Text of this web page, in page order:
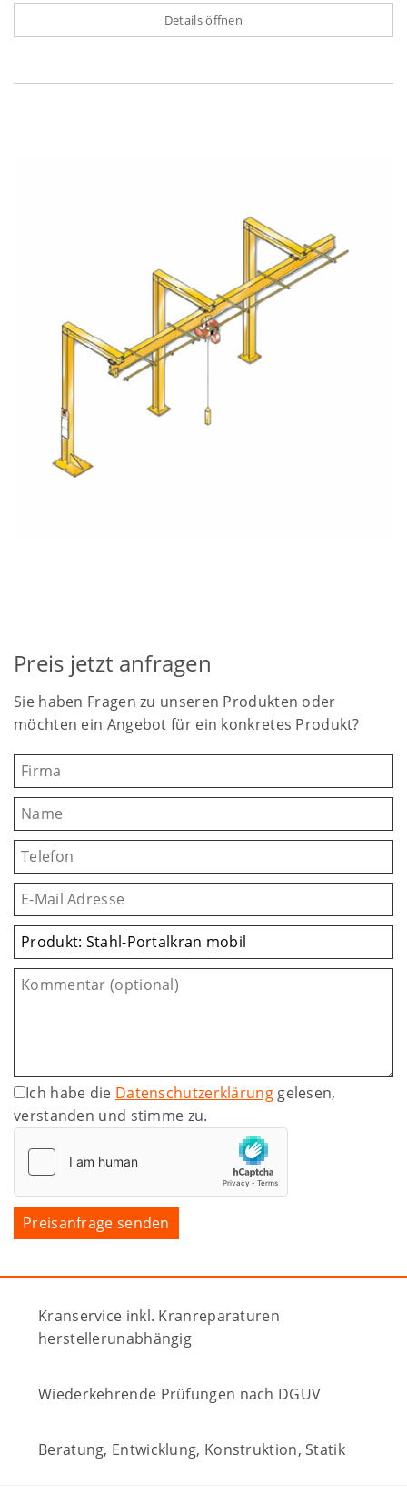
Details öffnen
Preis jetzt anfragen
Sie haben Fragen zu unseren Produkten oder
möchten ein Angebot für ein konkretes Produkt?
Ich habe die Datenschutzerklärunggelesen,
verstanden und stimme zu.
Kranservice inkl. Kranreparaturen
herstellerunabhängig
Wiederkehrende Prüfungen nach DGUV
Beratung, Entwicklung, Konstruktion, Statik